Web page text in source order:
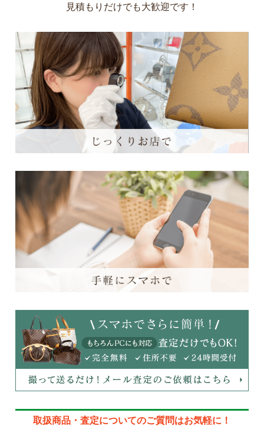
見積もりだけでも大歓迎です！
取扱商品・査定についてのご質問はお気軽に！